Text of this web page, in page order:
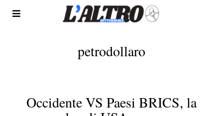
petrodollaro
Occidente VS Paesi BRICS, la